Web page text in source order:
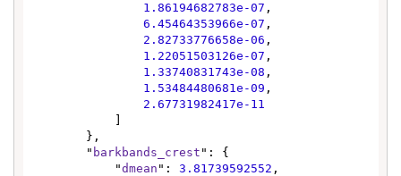
1.86194682783e-07 ,
6.45464353966e-07 ,
2.82733776658e-06 ,
1.22051503126e-07 ,
1.33740831743e-08 ,
1.53484480681e-09 ,
2.67731982417e-11
        "
barkbands_crest ": {
            "
dmean ": 3.81739592552 ,